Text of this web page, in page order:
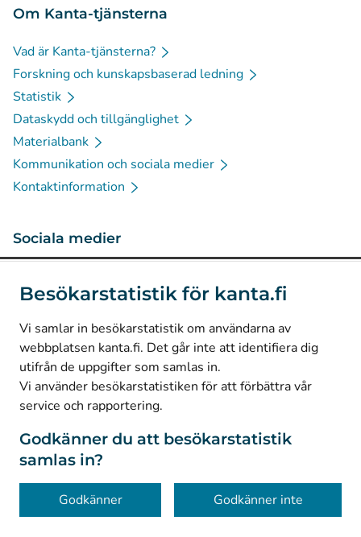
Besökarstatistik för kanta.fi
Vi samlar in besökarstatistik om användarna av
webbplatsen kanta.fi. Det går inte att identifiera dig
utifrån de uppgifter som samlas in.
Vi använder besökarstatistiken för att förbättra vår
service och rapportering.
Godkänner du att besökarstatistik
samlas in?
Godkänner Godkänner inte
Om Kanta-tjänsterna
Vad är Kanta-tjänsterna?
Forskning och kunskapsbaserad ledning
Statistik
Dataskydd och tillgänglighet
Materialbank
Kommunikation och sociala medier
Kontaktinformation
Sociala medier
LinkedIn(Avautuu uuteen välilehteen)
Facebook
Avautuu uuteen välilehteen)
© Kanta-Palvelut, Kansaneläkelaitos
Dataskydd
Om webbplatsen
Tillgänglighet
Kakor